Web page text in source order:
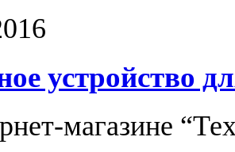
устройство
магазине